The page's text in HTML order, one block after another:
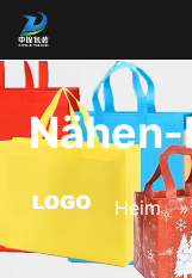
Heim